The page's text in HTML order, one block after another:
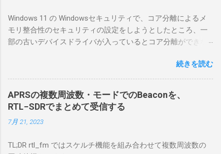
合は、下記のこれらものが必要である ICOMの
無線機。 今回は私が持っているIC-7300を使
う。 無線機側(サーバ側) のWindows PC。 今
を入れて使っている。 TPMとか入っているの
でBitLockerのDisk暗号化もでき、遠隔地で盗難
にあってもデータ流出の危険性が少ないかな
と思って。 操作側 (クライアント側) の
ど。 そして、リモート操作を行うソフトウェ
Windows 11 の Windowsセキュリティで、コア分離によるメ
モリ整合性のセキュリティの設定をしようとしたところ、一
部の古いデバイスドライバが入っているとコア分離ができな
で利用する Win10Pcap.sys が入っているためにコア分離がで
きないとエラーが出ておりました。 アンインストールのプロ
グラムなどを走らせてもアンインストールできなかったの
で、どのように実行すればよいのか調べながら実施しまし
た。結論としては pnputil というコマンドを用いればよかった
です。 まずは管理者権限でTerminalを実行します。
PowerShellが起動しました。 適当なファイルに、現在インス
続きを読む
APRSの複数周波数・モードでのBeaconを、
RTL−SDRでまとめて受信する
7月 21, 2023
TL;DR rtl_fm ではスケルチ機能を組み合わせて複数周波数の